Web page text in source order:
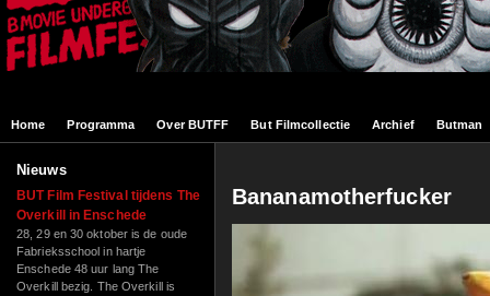
Home Programma Over BUTFF But Filmcollectie Archief Butman
Nieuws
BUT Film Festival tijdens The
Overkill in Enschede
28, 29 en 30 oktober is de oude
Fabrieksschool in hartje
Enschede 48 uur lang The
Overkill bezig. The Overkill is
Bananamotherfucker